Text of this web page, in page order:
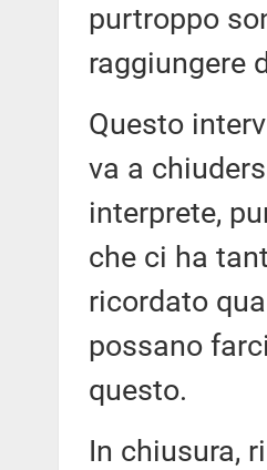
purtroppo
raggiungere
Questo
va a
interprete,
che ci ha
ricordato
possano
questo.
In chiusura,